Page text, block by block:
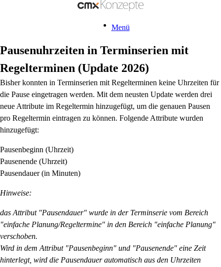
Menü
Pausenuhrzeiten in Terminserien mit
Regelterminen (Update 2026)
Bisher konnten in Terminserien mit Regelterminen keine Uhrzeiten für
die Pause eingetragen werden. Mit dem neusten Update werden drei
neue Attribute im Regeltermin hinzugefügt, um die genauen Pausen
pro Regeltermin eintragen zu können. Folgende Attribute wurden
hinzugefügt:
Pausenbeginn (Uhrzeit)
Pausenende (Uhrzeit)
Pausendauer (in Minuten)
Hinweise:
das Attribut "Pausendauer" wurde in der Terminserie vom Bereich
"einfache Planung/Regeltermine" in den Bereich "einfache Planung"
verschoben.
Wird in dem Attribut "Pausenbeginn" und "Pausenende" eine Zeit
hinterlegt, wird die Pausendauer automatisch aus den Uhrzeiten